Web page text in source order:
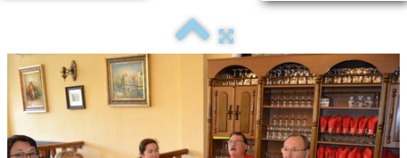
Hacerse socio
Log diploma en Pdf